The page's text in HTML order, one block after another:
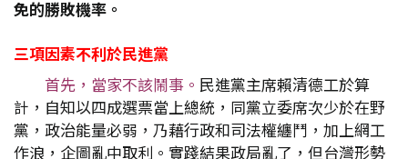
免的勝敗機率。
三項因素不利於民進黨
首先，當家不該鬧事。 民進黨主席賴清德工於算
計，自知以四成選票當上總統，同黨立委席次少於在野
黨，政治能量必弱，乃藉行政和司法權纏鬥，加上網工
作浪，企圖亂中取利。實踐結果政局亂了，但台灣形勢